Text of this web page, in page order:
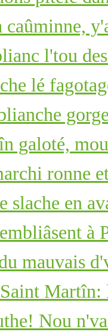
l'tou
lé
galoté,
ronne
slache en
à
mauvais
Martîn:
Nou